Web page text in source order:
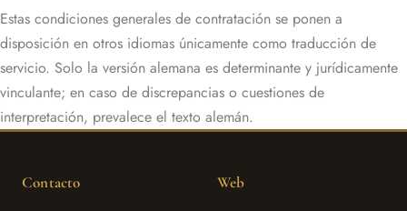
Estas condiciones generales de contratación se ponen a
disposición en otros idiomas únicamente como traducción de
servicio. Solo la versión alemana es determinante y jurídicamente
vinculante; en caso de discrepancias o cuestiones de
interpretación, prevalece el texto alemán.
Contacto Web